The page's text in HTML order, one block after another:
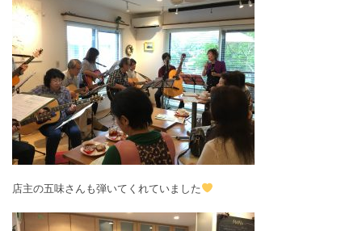
店主の五味さんも弾いてくれていました